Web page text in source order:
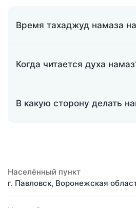
Время тахаджуд намаза
Когда читается духа
В какую сторону делать
Населённый пункт
г. Павловск, Воронежская